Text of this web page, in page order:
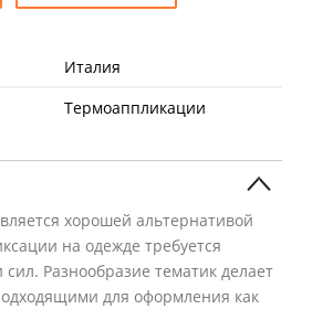
Италия
Термоаппликации
хорошей альтернативой
на одежде требуется
Разнообразие тематик делает
для оформления как